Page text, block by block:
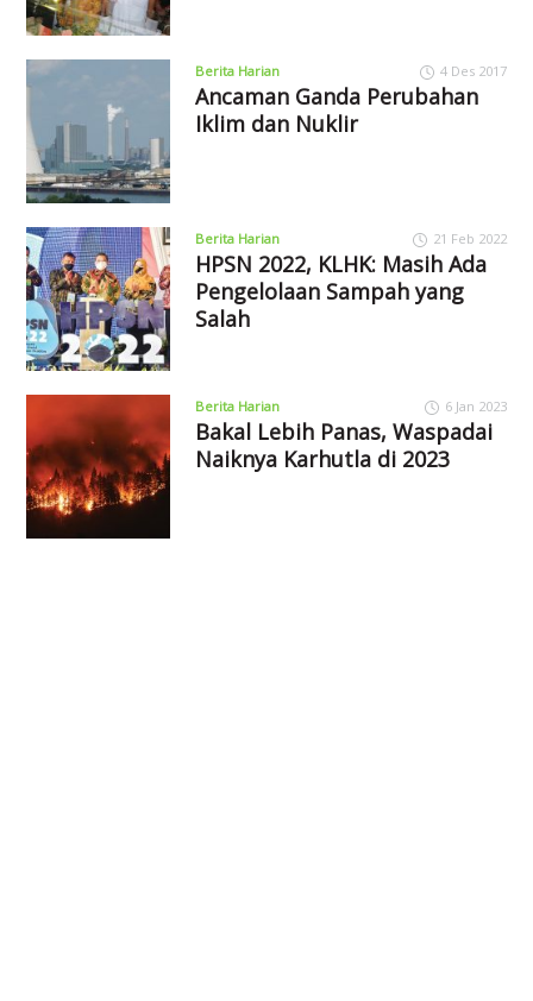
Berita Harian 4 Des 2017
Ancaman Ganda Perubahan
Iklim dan Nuklir
Berita Harian 21 Feb 2022
HPSN 2022, KLHK: Masih Ada
Pengelolaan Sampah yang
Salah
Berita Harian 6 Jan 2023
Bakal Lebih Panas, Waspadai
Naiknya Karhutla di 2023